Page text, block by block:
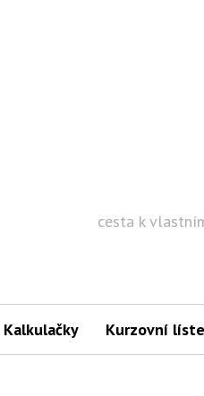
cesta k
Kalkulačky Kurzovní